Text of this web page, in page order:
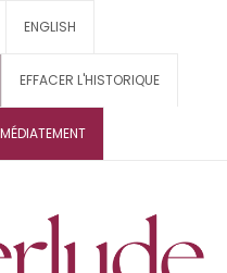
ENGLISH
EFFACER L'HISTORIQUE